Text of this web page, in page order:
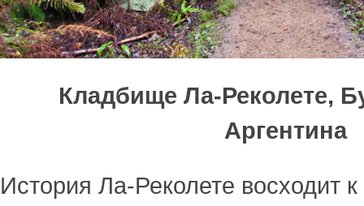
Кладбище Ла-Реколете,
Аргентина
История Ла-Реколете восходит к